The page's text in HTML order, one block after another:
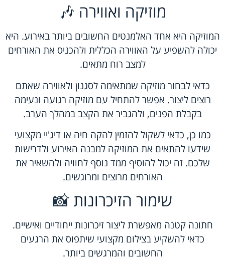
מוזיקה ואווירה 🎶
המוזיקה היא אחד האלמנטים החשובים ביותר באירוע. היא
יכולה להשפיע על האווירה הכללית ולהכניס את האורחים
למצב רוח מתאים.
כדאי לבחור מוזיקה שמתאימה לסגנון ולאווירה שאתם
רוצים ליצור. אפשר להתחיל עם מוזיקה רגועה ונעימה
בקבלת הפנים, ולהגביר את הקצב במהלך הערב.
כמו כן, כדאי לשקול להזמין להקה חיה או דיג'יי מקצועי
שידעו להתאים את המוזיקה למבנה האירוע ולדרישות
שלכם. זה יכול להוסיף ממד נוסף לחוויה ולהשאיר את
האורחים מרוצים ומרוגשים.
שימור הזיכרונות 📸
חתונה קטנה מאפשרת ליצור זיכרונות ייחודיים ואישיים.
כדאי להשקיע בצילום מקצועי שיתפוס את הרגעים
החשובים והמרגשים ביותר.